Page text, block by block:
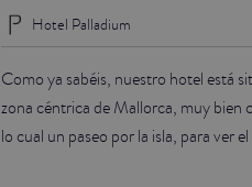
Hotel Palladium
Como ya sabéis, nuestro hotel está
zona céntrica de Mallorca, muy bien
lo cual un paseo por la isla, para ver